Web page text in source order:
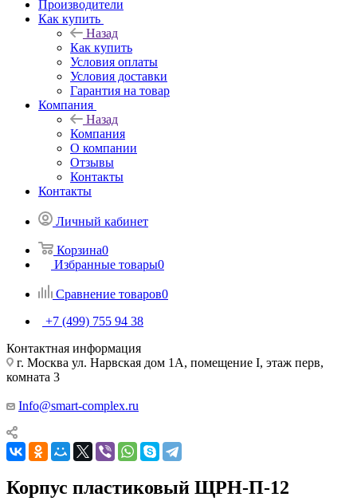
Производители
Как купить
Назад
Как купить
Условия оплаты
Условия доставки
Гарантия на товар
Компания
Назад
Компания
О компании
Отзывы
Контакты
Контакты
Личный кабинет
Корзина0
Избранные товары0
Сравнение товаров0
+7 (499) 755 94 38
Контактная информация
г. Москва ул. Нарвская дом 1А, помещение I, этаж перв,
комната 3
Info@smart-complex.ru
Корпус пластиковый ЩРН-П-12